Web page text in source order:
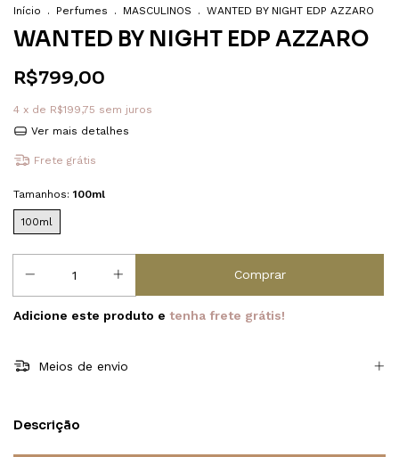
Início . Perfumes . MASCULINOS . WANTED BY NIGHT EDP AZZARO
WANTED BY NIGHT EDP AZZARO
R$799,00
4 x de R$199,75 sem juros
Ver mais detalhes
Frete grátis
Tamanhos: 100ml
100ml
Adicione este produto e tenha frete grátis!
Meios de envio
Descrição